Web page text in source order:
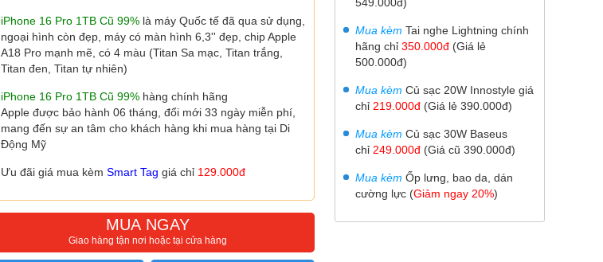
iPhone 16 Pro 1TB Cũ 99% là máy Quốc tế đã qua sử dụng,
ngoại hình còn đẹp, máy có màn hình 6,3'' đẹp, chip Apple
A18 Pro mạnh mẽ, có 4 màu (Titan Sa mạc, Titan trắng,
Titan đen, Titan tự nhiên)
iPhone 16 Pro 1TB Cũ 99% hàng chính hãng
Apple được bảo hành 06 tháng, đổi mới 33 ngày miễn phí,
mang đến sự an tâm cho khách hàng khi mua hàng tại Di
Động Mỹ
Ưu đãi giá mua kèm Smart Tag giá chỉ 129.000đ
MUA NGAY
Giao hàng tận nơi hoặc tại cửa hàng
Mua kèm Tai nghe Lightning chính
hãng chỉ 350.000đ (Giá lẻ
500.000đ)
Mua kèm Củ sạc 20W Innostyle giá
chỉ 219.000đ (Giá lẻ 390.000đ)
Mua kèm Củ sạc 30W Baseus
chỉ 249.000đ (Giá cũ 390.000đ)
Mua kèm Ốp lưng, bao da, dán
cường lực (Giảm ngay 20%)